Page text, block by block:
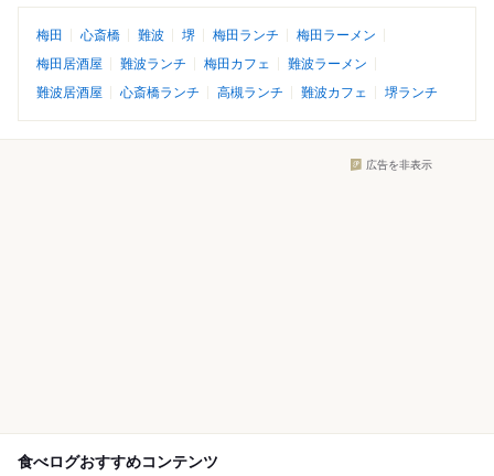
梅田 心斎橋 難波 堺 梅田ランチ
梅田ラーメン
梅田居酒屋
難波ランチ 梅田カフェ
難波ラーメン
難波居酒屋
心斎橋ランチ 高槻ランチ 難波カフェ 堺ランチ
広告を非表示
食べログおすすめコンテンツ